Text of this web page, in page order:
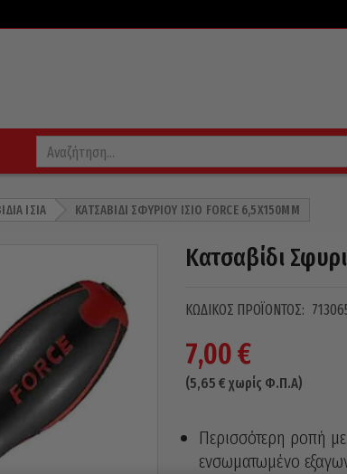
ΊΣΙΑ ΚΑΤΣΑΒΊΔΙ ΣΦΥΡΙΟΎ ΊΣΙΟ FORCE 6,5X150MM
Κατσαβίδι
ΚΩΔΙΚΌΣ ΠΡΟΪΌΝΤΟΣ:
7,00€
(5,65 € χωρίς Φ.Π.Α)
Περισσότερη ροπή
ενσωματωμένο